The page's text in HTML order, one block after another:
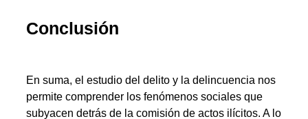
Conclusión
En suma, el estudio del delito y la delincuencia nos
permite comprender los fenómenos sociales que
subyacen detrás de la comisión de actos ilícitos. A lo